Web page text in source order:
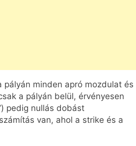
minden apró mozdulat és
a pályán belül, érvényesen
pedig nullás dobást
van, ahol a strike és a